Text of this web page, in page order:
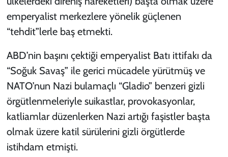
emperyalist merkezlere yönelik güçlenen
“tehdit”lerle baş etmekti.
ABD’nin başını çektiği emperyalist Batı ittifakı da
“Soğuk Savaş” ile gerici mücadele yürütmüş ve
NATO’nun Nazi bulamaçlı “Gladio” benzeri gizli
örgütlenmeleriyle suikastlar, provokasyonlar,
katliamlar düzenlerken Nazi artığı faşistler başta
olmak üzere katil sürülerini gizli örgütlerde
istihdam etmişti.